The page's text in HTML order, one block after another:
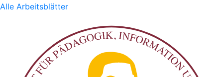
Alle Arbeitsblätter